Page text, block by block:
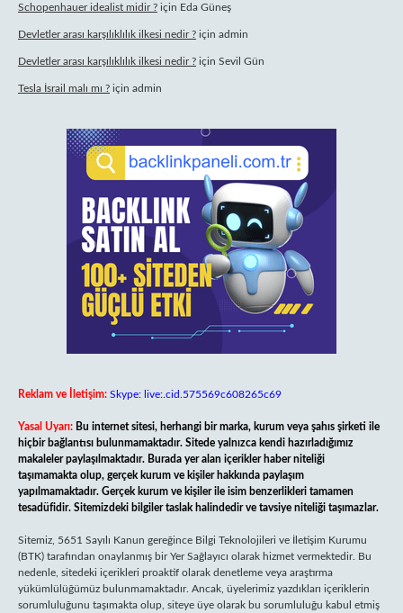
Schopenhauer idealist midir ? için Eda Güneş
Devletler arası karşılıklılık ilkesi nedir ? için admin
Devletler arası karşılıklılık ilkesi nedir ? için Sevil Gün
Tesla İsrail malı mı ? için admin
Reklam ve İletişim: Skype: live:.cid.575569c608265c69
Yasal Uyarı: Bu internet sitesi, herhangi bir marka, kurum veya şahıs şirketi ile
hiçbir bağlantısı bulunmamaktadır. Sitede yalnızca kendi hazırladığımız
makaleler paylaşılmaktadır. Burada yer alan içerikler haber niteliği
taşımamakta olup, gerçek kurum ve kişiler hakkında paylaşım
yapılmamaktadır. Gerçek kurum ve kişiler ile isim benzerlikleri tamamen
tesadüfidir. Sitemizdeki bilgiler taslak halindedir ve tavsiye niteliği taşımazlar.
Sitemiz, 5651 Sayılı Kanun gereğince Bilgi Teknolojileri ve İletişim Kurumu
(BTK) tarafından onaylanmış bir Yer Sağlayıcı olarak hizmet vermektedir. Bu
nedenle, sitedeki içerikleri proaktif olarak denetleme veya araştırma
yükümlülüğümüz bulunmamaktadır. Ancak, üyelerimiz yazdıkları içeriklerin
sorumluluğunu taşımakta olup, siteye üye olarak bu sorumluluğu kabul etmiş